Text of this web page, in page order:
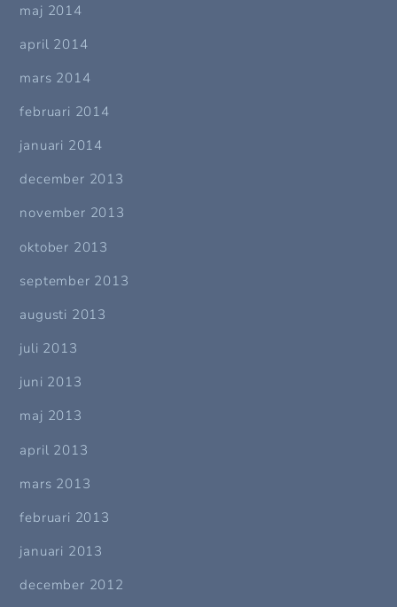
maj 2014
april 2014
mars 2014
februari 2014
januari 2014
december 2013
november 2013
oktober 2013
september 2013
augusti 2013
juli 2013
juni 2013
maj 2013
april 2013
mars 2013
februari 2013
januari 2013
december 2012